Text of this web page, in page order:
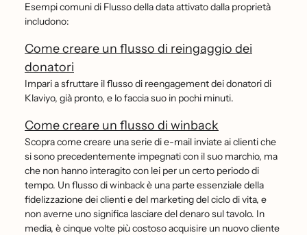
Esempi comuni di Flusso della data attivato dalla proprietà
includono:
Come creare un flusso di reingaggio dei
donatori
Impari a sfruttare il flusso di reengagement dei donatori di
Klaviyo, già pronto, e lo faccia suo in pochi minuti.
Come creare un flusso di winback
Scopra come creare una serie di e-mail inviate ai clienti che
si sono precedentemente impegnati con il suo marchio, ma
che non hanno interagito con lei per un certo periodo di
tempo. Un flusso di winback è una parte essenziale della
fidelizzazione dei clienti e del marketing del ciclo di vita, e
non averne uno significa lasciare del denaro sul tavolo. In
media, è cinque volte più costoso acquisire un nuovo cliente